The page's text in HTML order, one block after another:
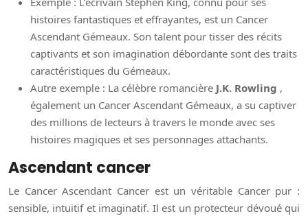
histoires fantastiques et effrayantes, est un Cancer
Ascendant Gémeaux. Son talent pour tisser des récits
captivants et son imagination débordante sont des traits
caractéristiques du Gémeaux.
Autre exemple : La célèbre romancière J.K. Rowling ,
également un Cancer Ascendant Gémeaux, a su captiver
des millions de lecteurs à travers le monde avec ses
histoires magiques et ses personnages attachants.
Ascendant cancer
Le Cancer Ascendant Cancer est un véritable Cancer pur :
sensible, intuitif et imaginatif. Il est un protecteur dévoué qui